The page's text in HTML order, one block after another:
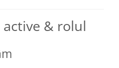
& rolul